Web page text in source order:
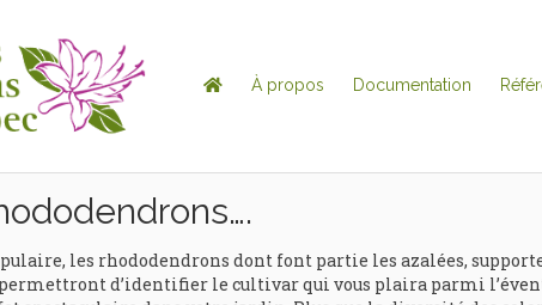
À propos Documentation
les rhododendrons dont font partie les azalées,
permettront d’identifier le cultivar qui vous plaira parmi